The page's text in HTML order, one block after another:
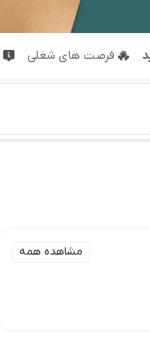
فرصت های شغلی
مشاهده همه